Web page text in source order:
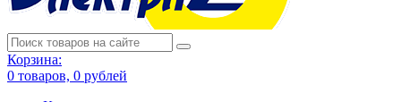
Корзина:
0 товаров, 0 рублей